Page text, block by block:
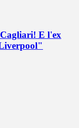
E l'ex